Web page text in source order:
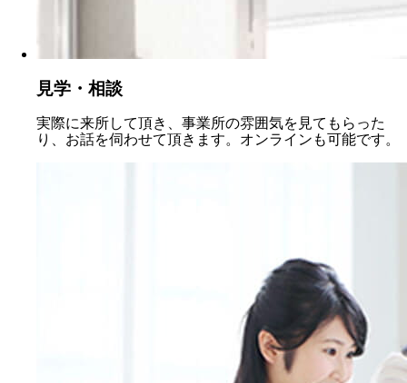
見学・相談
実際に来所して頂き、事業所の雰囲気を見てもらった
り、お話を伺わせて頂きます。オンラインも可能です。